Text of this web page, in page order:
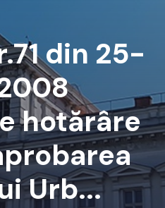
din 25-
hotărâre
Urb...